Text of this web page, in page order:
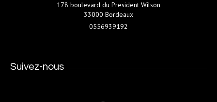
178 boulevard du President Wilson
33000 Bordeaux
0556939192
Suivez-nous